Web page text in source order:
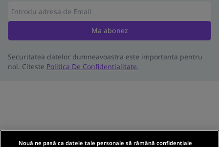
Ma abonez
Securitatea datelor dumneavoastra este importanta pentru
noi. Citeste Politica De Confidentialitate.
Nouă ne pasă ca datele tale personale să rămână confidențiale